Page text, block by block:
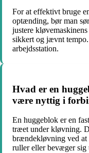
For at effektivt bruge
optænding, bør man
justere
sikkert og jævnt
arbejdsstation.
Hvad er en
være nyttig i
En huggeblok er en
træet under kløvning.
brændekløvning ved at
ruller eller bevæger sig